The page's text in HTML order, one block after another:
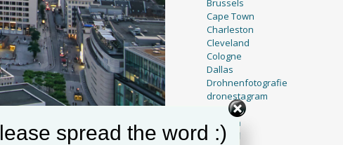
Cape Town
Charleston
Cleveland
Cologne
Dallas
Drohnenfotografie
dronestagram
Dubai
Engadin
England
spread the word :)